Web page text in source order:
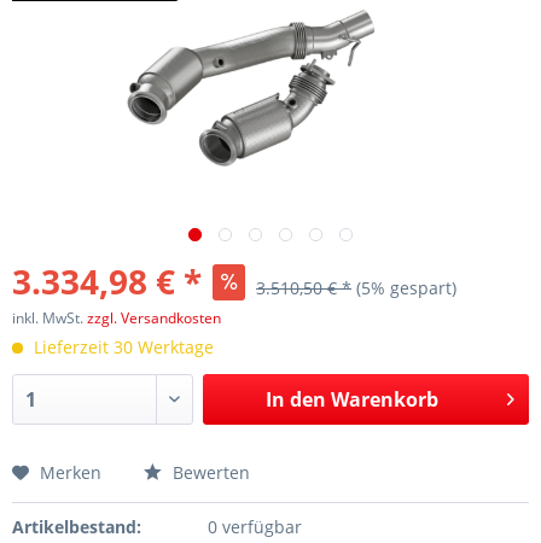
3.334,98 € * 3.510,50 € * (5% gespart)
inkl. MwSt.zzgl. Versandkosten
Lieferzeit 30 Werktage
In den Warenkorb
Merken Bewerten
Artikelbestand:
0 verfügbar